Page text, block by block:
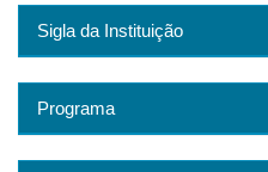
Sigla da Instituição
Programa